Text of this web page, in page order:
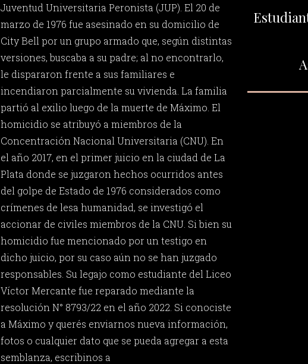
Juventud Universitaria Peronista (JUP). El 20 de
marzo de 1976 fue asesinado en su domicilio de
City Bell por un grupo armado que, según distintas
versiones, buscaba a su padre; al no encontrarlo,
le dispararon frente a sus familiares e
incendiaron parcialmente su vivienda. La familia
partió al exilio luego de la muerte de Máximo. El
homicidio se atribuyó a miembros de la
Concentración Nacional Universitaria (CNU). En
el año 2017, en el primer juicio en la ciudad de La
Plata donde se juzgaron hechos ocurridos antes
del golpe de Estado de 1976 considerados como
crímenes de lesa humanidad, se investigó el
accionar de civiles miembros de la CNU. Si bien su
homicidio fue mencionado por un testigo en
dicho juicio, por su caso aún no se han juzgado
responsables. Su legajo como estudiante del Liceo
Víctor Mercante fue reparado mediante la
resolución N° 8793/22 en el año 2022. Si conociste
a Máximo y querés enviarnos nueva información,
fotos o cualquier dato que se pueda agregar a esta
semblanza, escribinos a